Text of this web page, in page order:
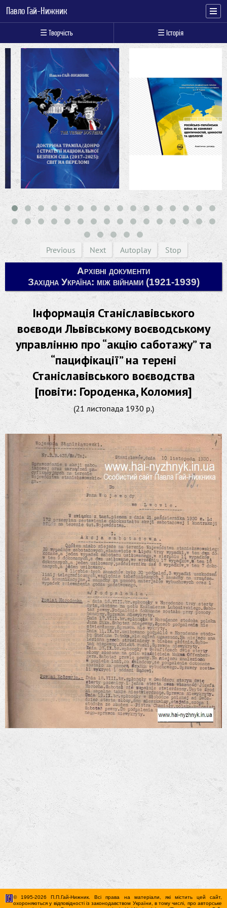
Павло Гай-Нижник
☰ Творчість ☰ Історія
Previous Next Autoplay Stop
Архівні документи
Західна Україна: між війнами (1921-1939)
Інформація Станіславівського
воєводи Львівському воєводському
управлінню про “акцію саботажу” та
“пацифікації” на терені
Станіславівського воєводства
[повіти: Городенка, Коломия]
(21 листопада 1930 р.)
© 1995-2026 П.П.Гай-Нижник. Всі права на матеріали, які містить цей сайт,
охороняються у відповідності із законодавством України, в тому числі, про авторське